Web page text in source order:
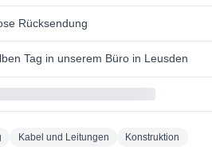
Rücksendung
Tag in unserem Büro in Leusden
Kabel und Leitungen Konstruktion